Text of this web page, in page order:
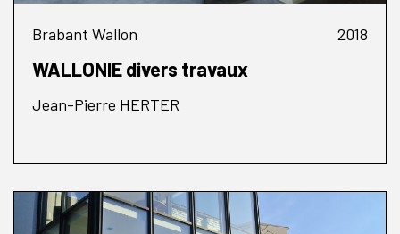
Brabant Wallon 2018
WALLONIE divers travaux
Jean-Pierre HERTER